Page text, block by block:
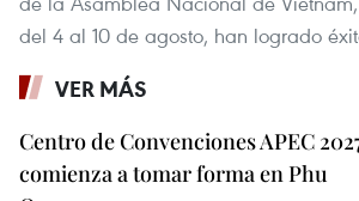
del 4 al 10 de agosto, han logrado
VER MÁS
Centro de Convenciones APEC
comienza a tomar forma en Phu